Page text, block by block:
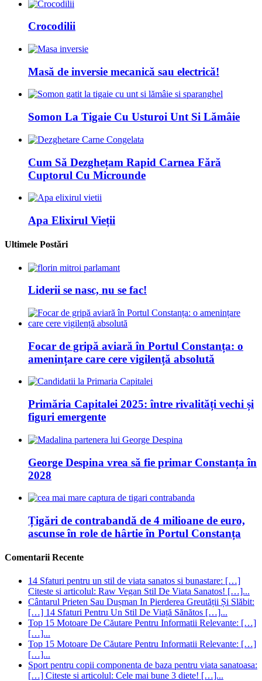
Crocodilii
Masă de inversie mecanică sau electrică!
Somon La Tigaie Cu Usturoi Unt Si Lămâie
Cum Să Dezghețam Rapid Carnea Fără
Cuptorul Cu Microunde
Apa Elixirul Vieții
Ultimele Postări
Liderii se nasc, nu se fac!
Focar de gripă aviară în Portul Constanța: o
amenințare care cere vigilență absolută
Primăria Capitalei 2025: între rivalități vechi și
figuri emergente
George Despina vrea să fie primar Constanța în
2028
Țigări de contrabandă de 4 milioane de euro,
ascunse în role de hârtie în Portul Constanța
Comentarii Recente
14 Sfaturi pentru un stil de viata sanatos si bunastare: […]
Citeste si articolul: Raw Vegan Stil De Viata Sanatos! […]...
Cântarul Prieten Sau Dușman In Pierderea Greutății Și Slăbit:
[…] 14 Sfaturi Pentru Un Stil De Viață Sănătos […]...
Top 15 Motoare De Căutare Pentru Informatii Relevante: […]
[…]...
Top 15 Motoare De Căutare Pentru Informatii Relevante: […]
[…]...
Sport pentru copii componenta de baza pentru viata sanatoasa:
[…] Citeste si articolul: Cele mai bune 3 diete! […]...